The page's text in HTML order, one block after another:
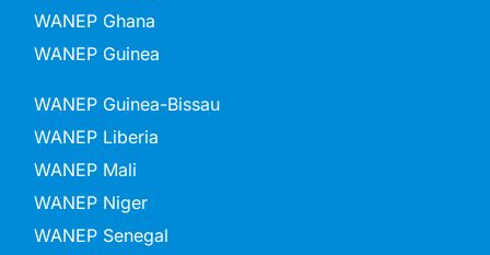
WANEP Ghana
WANEP Guinea
WANEP Guinea-Bissau
WANEP Liberia
WANEP Mali
WANEP Niger
WANEP Senegal